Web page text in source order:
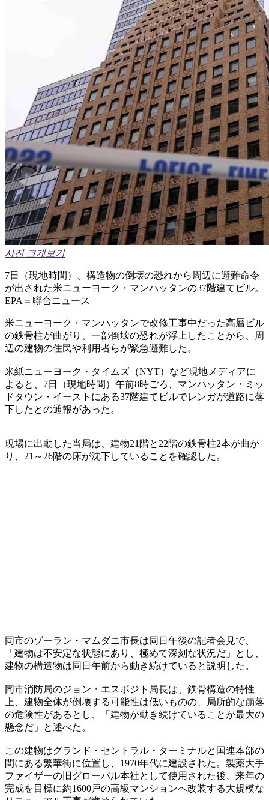
사진 크게보기
7日（現地時間）、構造物の倒壊の恐れから周辺に避難命令
が出された米ニューヨーク・マンハッタンの37階建てビル。
EPA＝聯合ニュース
米ニューヨーク・マンハッタンで改修工事中だった高層ビル
の鉄骨柱が曲がり、一部倒壊の恐れが浮上したことから、周
辺の建物の住民や利用者らが緊急避難した。
米紙ニューヨーク・タイムズ（NYT）など現地メディアに
よると、7日（現地時間）午前8時ごろ、マンハッタン・ミッ
ドタウン・イーストにある37階建てビルでレンガが道路に落
下したとの通報があった。
現場に出動した当局は、建物21階と22階の鉄骨柱2本が曲が
り、21～26階の床が沈下していることを確認した。
同市のゾーラン・マムダニ市長は同日午後の記者会見で、
「建物は不安定な状態にあり、極めて深刻な状況だ」とし、
建物の構造物は同日午前から動き続けていると説明した。
同市消防局のジョン・エスポジト局長は、鉄骨構造の特性
上、建物全体が倒壊する可能性は低いものの、局所的な崩落
の危険性があるとし、「建物が動き続けていることが最大の
懸念だ」と述べた。
この建物はグランド・セントラル・ターミナルと国連本部の
間にある繁華街に位置し、1970年代に建設された。製薬大手
ファイザーの旧グローバル本社として使用された後、来年の
完成を目標に約1600戸の高級マンションへ改装する大規模な